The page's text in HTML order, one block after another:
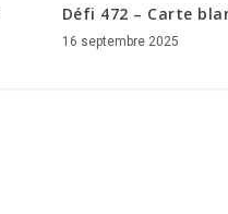
Défi 472 – Carte
16 septembre 2025